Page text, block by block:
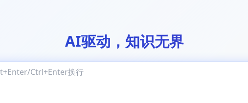
AI驱动，知识无界